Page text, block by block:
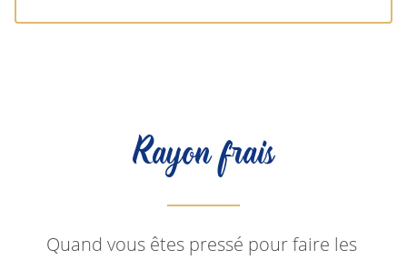
Rayon frais
Quand vous êtes pressé pour faire les